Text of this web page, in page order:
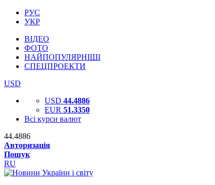
РУС
УКР
ВІДЕО
ФОТО
НАЙПОПУЛЯРНІШІ
СПЕЦПРОЕКТИ
USD
USD 44.4886
EUR 51.3350
Всі курси валют
44.4886
Авторизація
Пошук
RU